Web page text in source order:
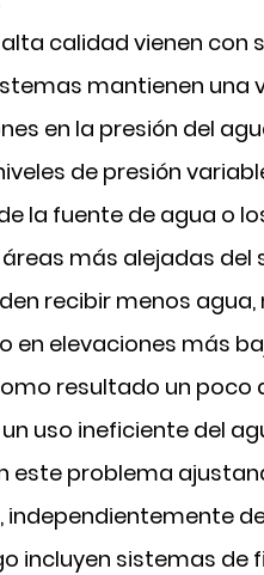
calidad vienen
mantienen
en la presión del
de presión
la fuente de agua o
más alejadas
recibir menos
en elevaciones más
resultado un poco
uso ineficiente del
este problema
incluyen sistemas